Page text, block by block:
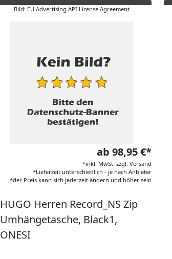
Bild: EU Advertising API License Agreement
ab 98,95 €*
*inkl. MwSt. zzgl. Versand
*Lieferzeit unterschiedlich - je nach Anbieter
*der Preis kann sich jederzeit ändern und höher sein
HUGO Herren Record_NS Zip
Umhängetasche, Black1,
ONESI